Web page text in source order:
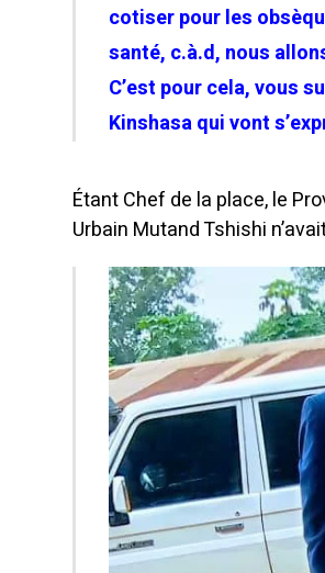
cotiser pour les
santé, c.à.d, nous
C’est pour cela, vous
Kinshasa qui vont
Étant Chef de la place, le
Urbain Mutand Tshishi